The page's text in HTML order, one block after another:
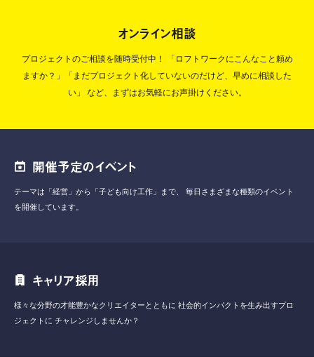
オンライン相談
プロジェクトのご相談を随時受付中！
「ロフトワークにこんなこと頼め
ますか？」「まだプロジェクト化していないのだけど、早めに相談した
い」
など、まずはお気軽にお声掛けください。
開催予定のイベント
テーマは「経営」から「子ども向け工作」まで、
毎日さまざまな種類のイベント
を開催しています。
キャリア採用
様々な分野の才能豊かなクリエイターとともに 社会的インパクトを生み出すプロ
ジェクトに チャレンジしませんか？